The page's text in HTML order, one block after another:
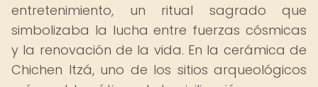
entretenimiento, un ritual sagrado que
simbolizaba la lucha entre fuerzas cósmicas
y la renovación de la vida. En la cerámica de
Chichen Itzá, uno de los sitios arqueológicos